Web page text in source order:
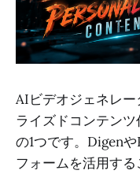
AIビデオジェネレ
ライズドコンテン
の1つです。Digen
フォームを活用す